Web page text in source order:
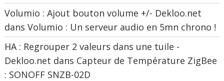
Volumio : Ajout bouton volume +/- Dekloo.net
dansVolumio : Un serveur audio en 5mn chrono !
HA : Regrouper 2 valeurs dans une tuile -
Dekloo.net dans Capteur de Température ZigBee
: SONOFF SNZB-02D